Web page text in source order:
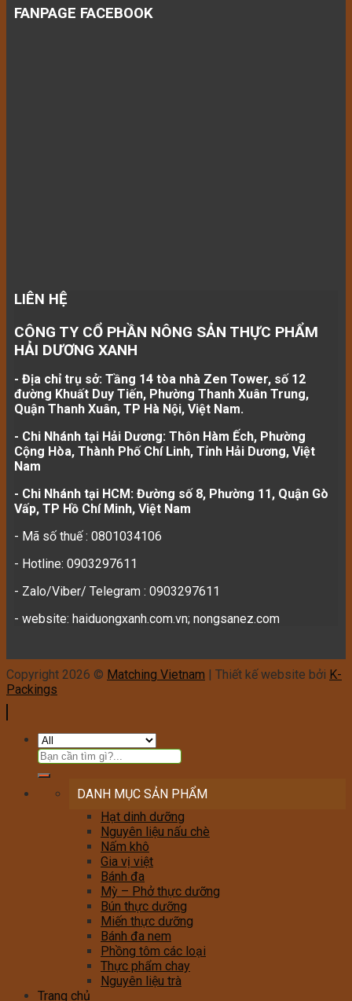
FANPAGE FACEBOOK
LIÊN HỆ
CÔNG TY CỔ PHẦN NÔNG SẢN THỰC PHẨM
HẢI DƯƠNG XANH
- Địa chỉ trụ sở: Tầng 14 tòa nhà Zen Tower, số 12
đường Khuất Duy Tiến, Phường Thanh Xuân Trung,
Quận Thanh Xuân, TP Hà Nội, Việt Nam.
- Chi Nhánh tại Hải Dương: Thôn Hàm Ếch, Phường
Cộng Hòa, Thành Phố Chí Linh, Tỉnh Hải Dương, Việt
Nam
- Chi Nhánh tại HCM: Đường số 8, Phường 11, Quận Gò
Vấp, TP Hồ Chí Minh, Việt Nam
- Mã số thuế : 0801034106
- Hotline: 0903297611
- Zalo/Viber/ Telegram : 0903297611
- website: haiduongxanh.com.vn; nongsanez.com
Copyright 2026 © Matching Vietnam | Thiết kế website bởi K-
Packings
DANH MỤC SẢN PHẨM
Hạt dinh dưỡng
Nguyên liệu nấu chè
Nấm khô
Gia vị việt
Bánh đa
Mỳ – Phở thực dưỡng
Bún thực dưỡng
Miến thực dưỡng
Bánh đa nem
Phồng tôm các loại
Thực phẩm chay
Nguyên liệu trà
Trang chủ